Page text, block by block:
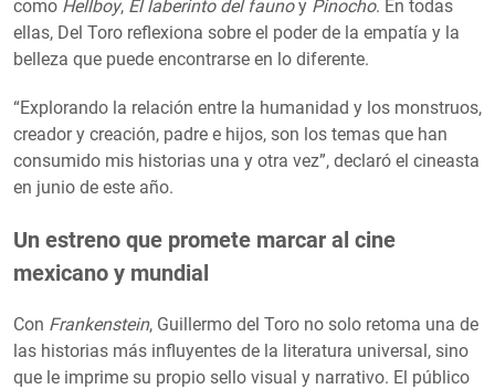
como Hellboy, El laberinto del faunoy Pinocho. En todas
ellas, Del Toro reflexiona sobre el poder de la empatía y la
belleza que puede encontrarse en lo diferente.
“Explorando la relación entre la humanidad y los monstruos,
creador y creación, padre e hijos, son los temas que han
consumido mis historias una y otra vez”, declaró el cineasta
en junio de este año.
Un estreno que promete marcar al cine
mexicano y mundial
Con Frankenstein, Guillermo del Toro no solo retoma una de
las historias más influyentes de la literatura universal, sino
que le imprime su propio sello visual y narrativo. El público